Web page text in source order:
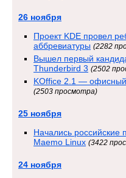
26 ноября
Проект KDE провел
аббревиатуры (2282
Вышел первый
Thunderbird 3 (2502
KOffice 2.1 — офисный
(2503 просмотра)
25 ноября
Начались российские
Maemo Linux (3422
24 ноября